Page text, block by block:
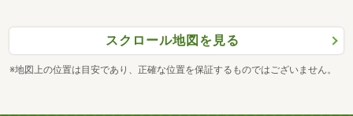
スクロール地図を見る
※地図上の位置は目安であり、正確な位置を保証するものではございません。